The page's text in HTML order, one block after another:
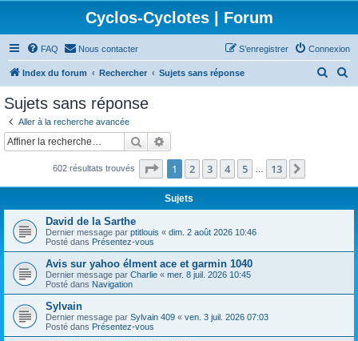
Cyclos-Cyclotes | Forum
FAQ Nous contacter Connexion
S’enregistrer
Index du forum Rechercher Sujets sans réponse
c
c
Sujets sans réponse
Aller à la recherche avancée
Rechercher
602 résultats trouvés Page 1sur13
1 2 3 4 5 13
Sujets
David de la Sarthe
Dernier message par ptitlouis « dim. 2 août 2026 10:46
Posté dans Présentez-vous
Avis sur yahoo élment ace et garmin 1040
Dernier message par Charlie « mer. 8 juil. 2026 10:45
Posté dans Navigation
Sylvain
Dernier message par Sylvain 409 « ven. 3 juil. 2026 07:03
Posté dans Présentez-vous